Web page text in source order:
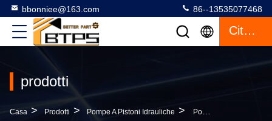
bbonniee@163.com 86--13535077468
Citazione
prodotti
Casa > Prodotti > Pompe A Pistoni Idrauliche > Pompe A Pistoni Idrauliche Assiali Danfoss 90L 90R 042 055 075 100 130 180 250 90R100HS1CD80R3F1F03GBA353524